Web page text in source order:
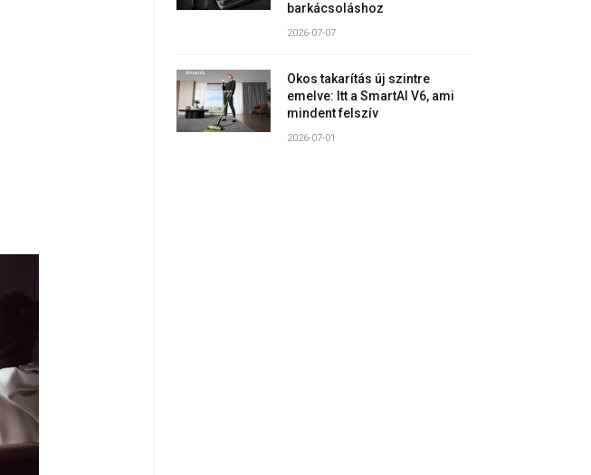
barkácsoláshoz
2026-07-07
Okos takarítás új szintre
emelve: Itt a SmartAI V6, ami
mindent felszív
2026-07-01